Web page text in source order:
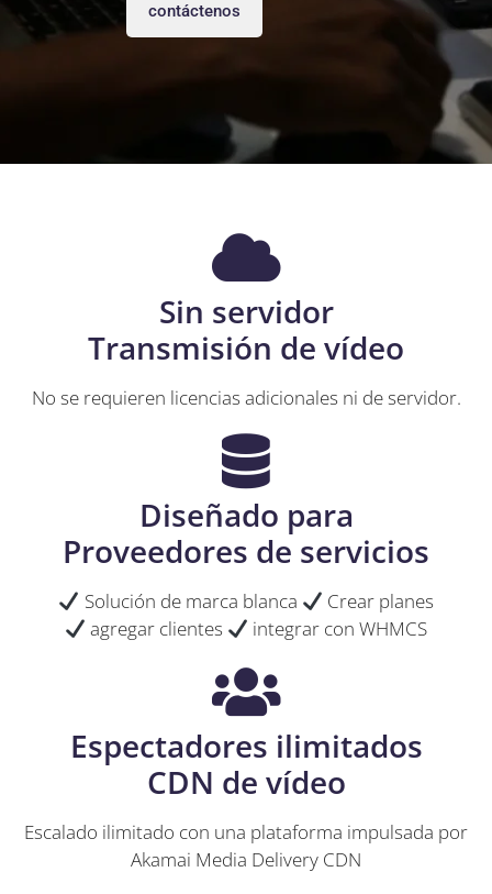
contáctenos
Sin servidor
Transmisión de vídeo
No se requieren licencias adicionales ni de servidor.
Diseñado para
Proveedores de servicios
Solución de marca blanca
Crear planes
agregar clientes
integrar con WHMCS
Espectadores ilimitados
CDN de vídeo
Escalado ilimitado con una plataforma impulsada por
Akamai Media Delivery CDN